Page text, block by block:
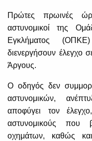
Πρώτες πρωινές
αστυνομικοί της
Εγκλήματος
διενεργήσουν έλεγχο
Άργους.
Ο οδηγός δεν
αστυνομικών,
αποφύγει τον
αστυνομικούς που
οχημάτων, καθώς